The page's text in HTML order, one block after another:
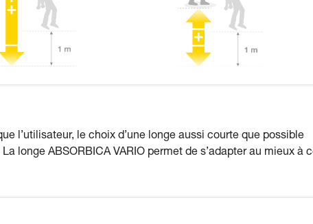
l’utilisateur, le choix d’une longe aussi courte que possible
longe ABSORBICA VARIO permet de s’adapter au mieux à